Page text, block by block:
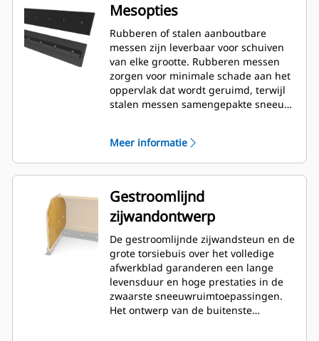
2,6 m (8'), 3,2 m (10') en 3,8 m (12'), die
perfect passen op alle modellen met
een schrankladerkoppeling.
Mesopties
Rubberen of stalen aanboutbare
messen zijn leverbaar voor schuiven
van elke grootte. Rubberen messen
zorgen voor minimale schade aan het
oppervlak dat wordt geruimd, terwijl
stalen messen samengepakte sneeuw
Meer informatie
Gestroomlijnd
zijwandontwerp
De gestroomlijnde zijwandsteun en de
grote torsiebuis over het volledige
afwerkblad garanderen een lange
levensduur en hoge prestaties in de
zwaarste sneeuwruimtoepassingen.
Het ontwerp van de buitenste